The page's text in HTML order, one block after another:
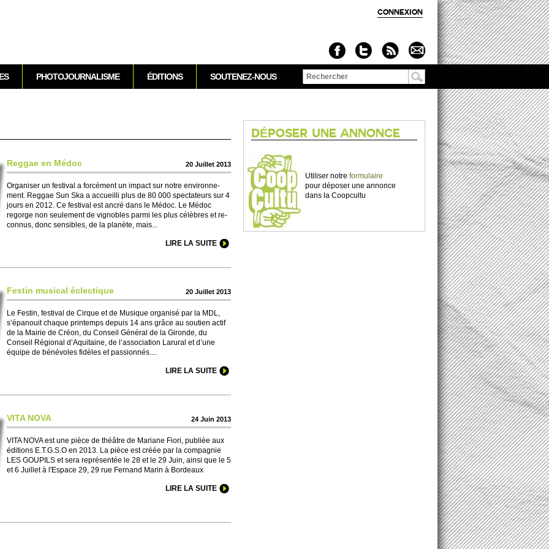
CONNEXION
Reggae en Médoc 20 Jui­llet 2013
Organiser un festi­val a forcément un impact sur notre envi­ronne­
ment. Reggae Sun Ska a accuei­lli plus de 80 000 spe­ctate­urs sur 4
jours en 2012. Ce festi­val est ancré dans le Médoc. Le Médoc
regorge non se­ule­ment de vignobles parmi les plus célèbres et re­
connus, donc sensibles, de la planète, mais...
LIRE LA SUITE
Festin musi­cal éclectique 20 Jui­llet 2013
Le Festin, festi­val de Ci­rque et de Musique organisé par la MDL,
s’épanouit chaque printe­mps depuis 14 ans grâce au so­utien actif
de la Mairie de Créon, du Conseil Général de la Gironde, du
Conseil Régional d’Aquitaine, de l’asso­ci­ation Larural et d’une
équipe de bénévoles fidèles et passi­onnés....
LIRE LA SUITE
VITA NOVA 24 Juin 2013
VITA NOVA est une pièce de théâtre de Mari­ane Fiori, publiée aux
éditi­ons E.T.G.S.O en 2013. La pièce est créée par la co­mpagnie
LES GOUPILS et sera représentée le 28 et le 29 Juin, ainsi que le 5
et 6 Jui­llet à l'Espace 29, 29 rue Fernand Marin à Bo­rdeaux
LIRE LA SUITE
PHOTOJOURNALISME ÉDITIONS SOUTENEZ-NOUS
Formulaire de
DÉPOSER UNE ANNONCE
Utiliser notreformulaire
pour déposer une annonce
dans la Coopcultu